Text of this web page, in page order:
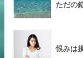
ただの
恨みは